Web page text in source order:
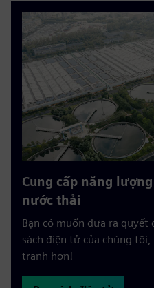
Cung cấp năng
nước thải
Bạn có muốn đưa ra
sách điện tử của chúng
tranh hơn!